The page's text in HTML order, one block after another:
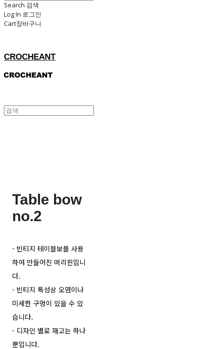
Search 검색
Log In 로그인
Cart장바구니
CROCHEANT
Table bow
no.2
- 빈티지 테이블보를 사용
하여 만들어진 머리핀입니
다.
- 빈티지 특성상 오염이나
미세한 구멍이 있을 수 있
습니다.
- 디자인 별로 재고는 하나
뿐입니다.